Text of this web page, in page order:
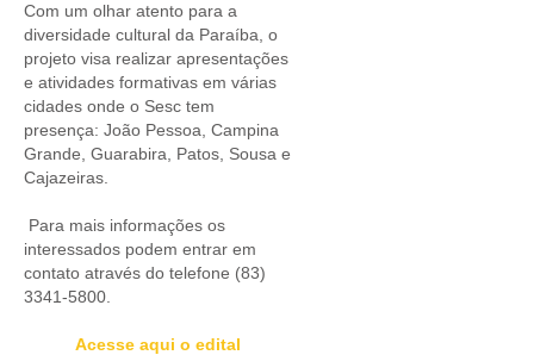
Com um olhar atento para a
diversidade cultural da Paraíba, o
projeto visa realizar apresentações
e atividades formativas em várias
cidades onde o Sesc tem
presença: João Pessoa, Campina
Grande, Guarabira, Patos, Sousa e
Cajazeiras.
Para mais informações os
interessados podem entrar em
contato através do telefone (83)
3341-5800.
Acesse aqui o edital